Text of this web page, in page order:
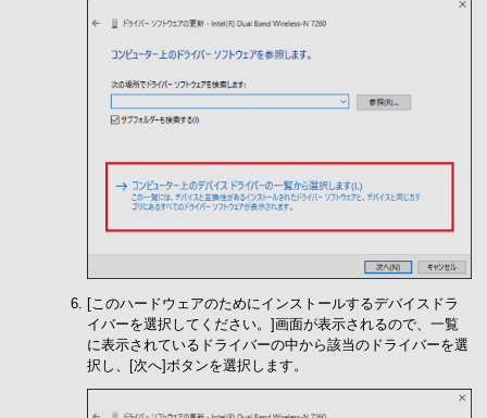
[このハードウェアのためにインストールするデバイスドラ
イバーを選択してください。]画面が表示されるので、一覧
に表示されているドライバーの中から該当のドライバーを選
択し、[次へ]ボタンを選択します。